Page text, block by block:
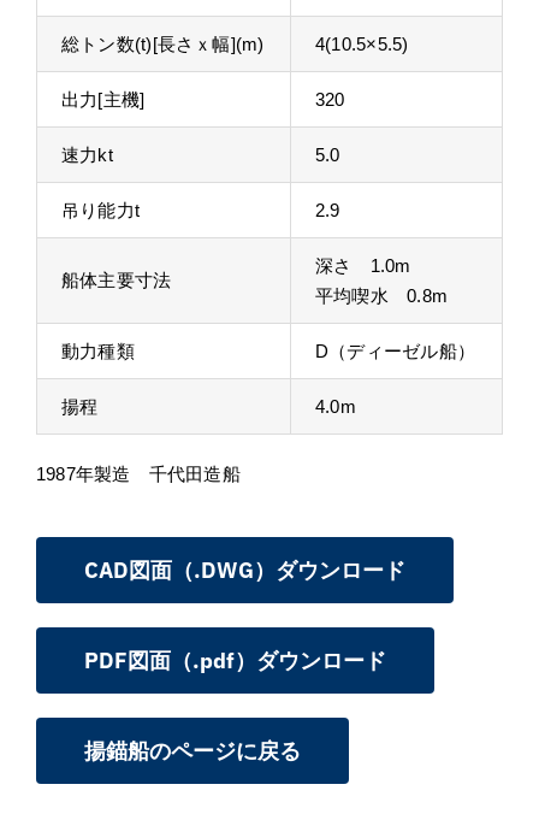
総トン数(t)[長さｘ幅](m) 4(10.5×5.5)
出力[主機] 320
速力kt 5.0
吊り能力t 2.9
船体主要寸法
深さ 1.0m
平均喫水 0.8m
動力種類 D（ディーゼル船）
揚程 4.0m
1987年製造 千代田造船
CAD図面（.DWG）ダウンロード
PDF図面（.pdf）ダウンロード
揚錨船のページに戻る